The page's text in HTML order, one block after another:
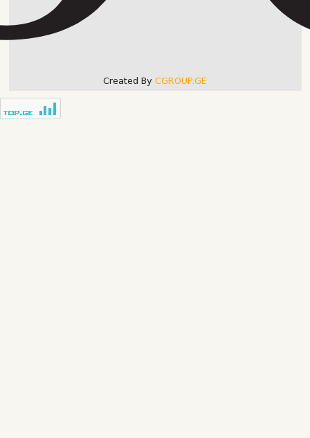
Created By CGROUP.GE